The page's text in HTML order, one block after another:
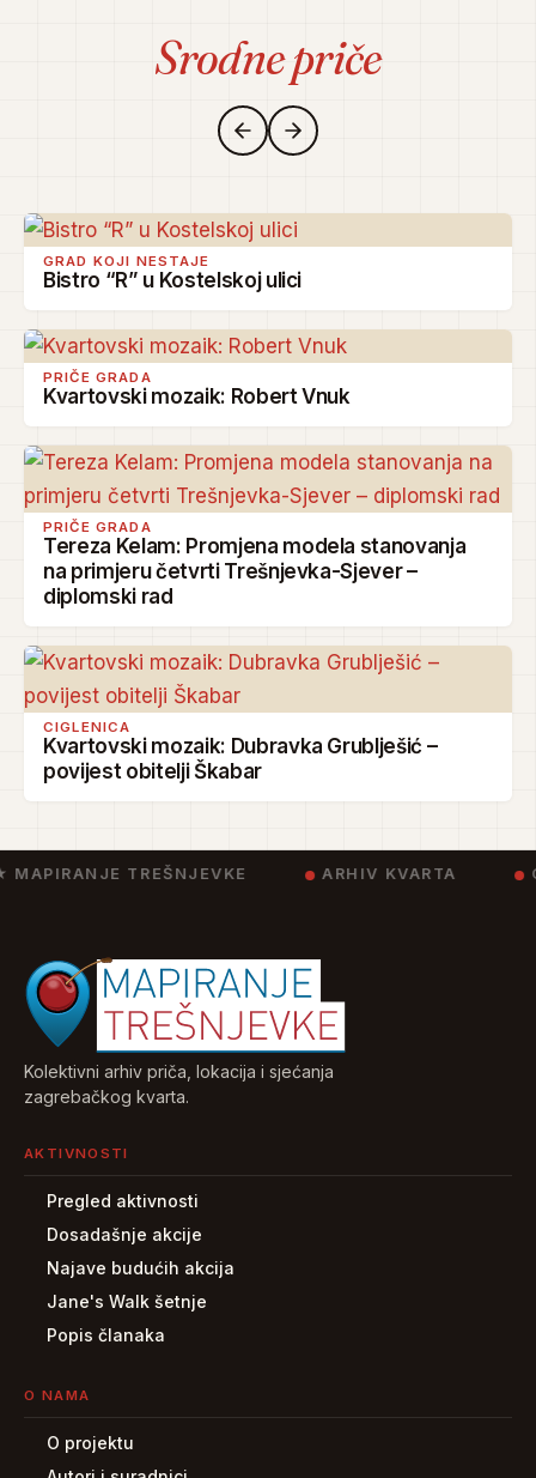
Srodne priče
GRAD KOJI NESTAJE
Bistro “R” u Kostelskoj ulici
PRIČE GRADA
Kvartovski mozaik: Robert Vnuk
PRIČE GRADA
Tereza Kelam: Promjena modela stanovanja
na primjeru četvrti Trešnjevka-Sjever –
diplomski rad
CIGLENICA
Kvartovski mozaik: Dubravka Grublješić –
povijest obitelji Škabar
MAPIRANJE TREŠNJEVKE ARHIV KVARTA
Kolektivni arhiv priča, lokacija i sjećanja
zagrebačkog kvarta.
AKTIVNOSTI
Pregled aktivnosti
Dosadašnje akcije
Najave budućih akcija
Jane's Walk šetnje
Popis članaka
O NAMA
O projektu